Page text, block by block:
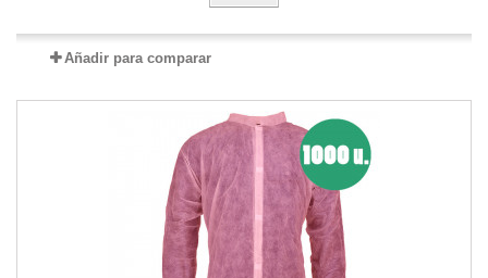
Añadir para comparar